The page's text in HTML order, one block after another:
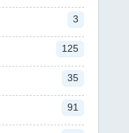
3
125
35
91